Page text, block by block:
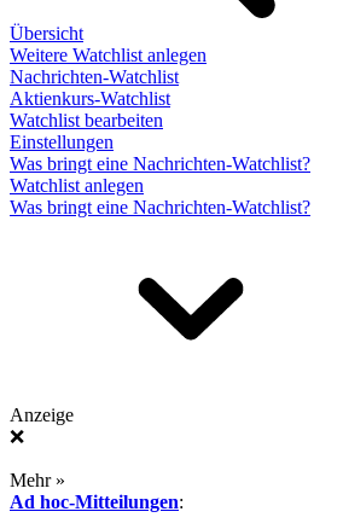
Übersicht
Weitere Watchlist anlegen
Nachrichten-Watchlist
Aktienkurs-Watchlist
Watchlist bearbeiten
Einstellungen
Was bringt eine Nachrichten-Watchlist?
Watchlist anlegen
Was bringt eine Nachrichten-Watchlist?
Anzeige
❌
Mehr »
Ad hoc-Mitteilungen: